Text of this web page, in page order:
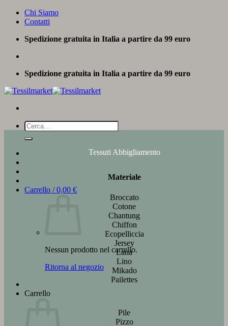
Salta
Chi Siamo
Contatti
Spedizione gratuita in Italia a partire da 99 euro
Spedizione gratuita in Italia a partire da 99 euro
Cerca:
Carrello /0,00 €
Nessun prodotto nel carrello.
Ritorna al negozio
Carrello
Tessuti Abbigliamento
Materiale
Broccato
Cotone
Chantung
Chiffon
Ecopelliccia
Jersey
Lana
Lino
Mikado
Pailettes
Pile
Pizzo